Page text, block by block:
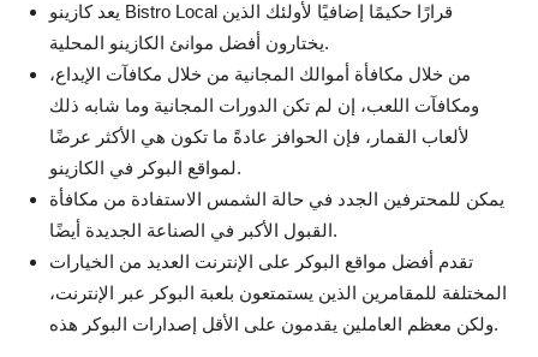
يعد كازينو Bistro Local قرارًا حكيمًا إضافيًا لأولئك الذين
يختارون أفضل موانئ الكازينو المحلية.
من خلال مكافأة أموالك المجانية من خلال مكافآت الإيداع،
ومكافآت اللعب، إن لم تكن الدورات المجانية وما شابه ذلك
لألعاب القمار، فإن الحوافز عادةً ما تكون هي الأكثر عرضًا
لمواقع البوكر في الكازينو.
يمكن للمحترفين الجدد في حالة الشمس الاستفادة من مكافأة
القبول الأكبر في الصناعة الجديدة أيضًا.
تقدم أفضل مواقع البوكر على الإنترنت العديد من الخيارات
المختلفة للمقامرين الذين يستمتعون بلعبة البوكر عبر الإنترنت،
ولكن معظم العاملين يقدمون على الأقل إصدارات البوكر هذه.